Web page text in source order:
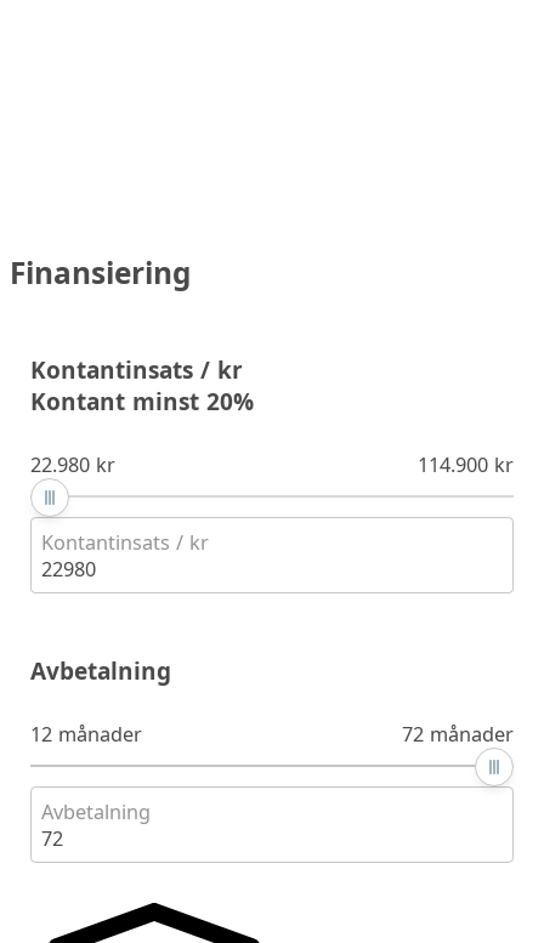
Finansiering
Kontantinsats / kr
Kontant minst 20%
22.980 kr 114.900 kr
Kontantinsats / kr
22980
Avbetalning
12 månader 72 månader
Avbetalning
72